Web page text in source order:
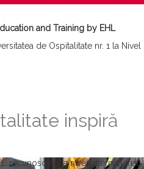
and Training by EHL
de Ospitalitate nr. 1 la Nivel
inspiră
recunoscută la nivel internațional